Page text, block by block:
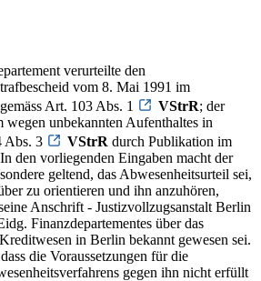
verurteilte den
vom 8. Mai 1991 im
Art. 103 Abs. 1
VStrR; der
wegen unbekannten Aufenthaltes in
Abs. 3
VStrR durch Publikation im
den vorliegenden Eingaben macht der
geltend, das Abwesenheitsurteil sei,
zu orientieren und ihn anzuhören,
Anschrift - Justizvollzugsanstalt Berlin
Finanzdepartementes über das
in Berlin bekannt gewesen sei.
die Voraussetzungen für die
gegen ihn nicht erfüllt